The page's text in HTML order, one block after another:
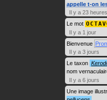
appelle t-on
Il y a 23 heures
Le mot
Il y a 1 jour
Bienvenue
Il y a 3 jours
Le taxon
nom
Il y a 6 jours
Une image